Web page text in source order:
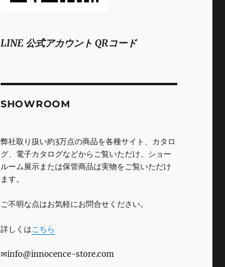
LINE 公式アカウント QRコード
SHOWROOM
弊社取り扱い約3万点の商品を各種サイト、カタロ
グ、電子カタログなどからご覧いただけ、ショー
ルーム展示または保管商品は実物をご覧いただけ
ます。
ご不明な点はお気軽にお問合せください。
詳しくはこちら
✉info@innocence-store.com